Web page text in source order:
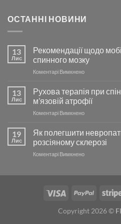
ОСТАННІ НОВИНИ
13
Лис
Рекомендації щодо
спинного мозку
Коментарі Вимкненодо
щодо
мобільності
у
дітей
травмою
спинного
мозку
13
Лис
Рухова терапія при
м’язовій атрофії
Коментарі Вимкненодо
при
спінальній
та
19
Лис
Як полегшити
розсіяному склерозі
Коментарі Вимкненодо
при
склерозі
Copyright 2026 ©